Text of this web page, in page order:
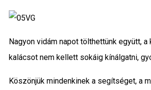
Nagyon vidám napot tölthettünk együtt, a
kalácsot nem kellett sokáig kínálgatni,
Köszönjük mindenkinek a segítséget, a